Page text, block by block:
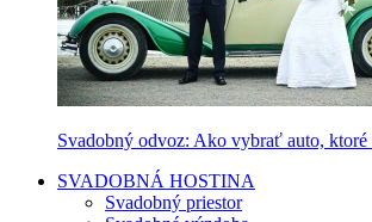
Svadobný odvoz: Ako vybrať auto,
SVADOBNÁ HOSTINA
Svadobný priestor